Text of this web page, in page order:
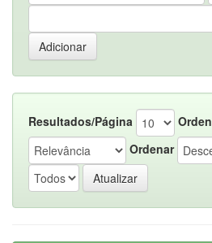
Resultados/Página
Ordenar